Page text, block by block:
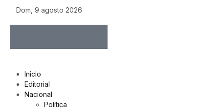
Dom, 9 agosto 2026
Inicio
Editorial
Nacional
Política